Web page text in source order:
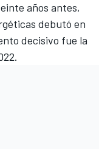
años antes,
debutó en
decisivo fue la
.